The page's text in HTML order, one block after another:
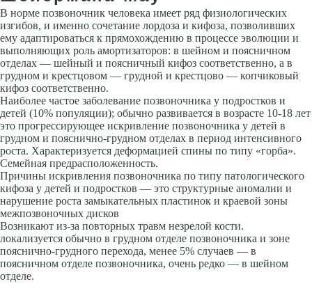
В норме позвоночник человека имеет ряд физиологических
изгибов, и именно сочетание лордоза и кифоза, позволивших
ему адаптироваться к прямохождению в процессе эволюции и
выполняющих роль амортизаторов: в шейном и поясничном
отделах — шейный и поясничный кифоз соответственно, а в
грудном и крестцовом — грудной и крестцово — копчиковый
кифоз соответственно.
Наиболее частое заболевание позвоночника у подростков и
детей (10% популя­ции); обычно развивается в возрасте 10-18 лет
это прогрессирующее искривление позвоночника у детей в
грудном и пояснично-грудном отделах в период интенсивного
роста. Характеризуется деформацией спины по типу «горба».
Семейная предрасполо­женность.
Причины искривления позвоночника по типу патологического
кифоза у детей и подростков — это структурные аномалии и
нарушение роста замыкательных пластинок и краевой зоны
межпозво­ночных дисков
Возникают из-за повторных травм незрелой кости.
локализуется обычно в грудном отделе позвоночника и зоне
пояснично-грудного пе­рехода, менее 5% случаев — в
поясничном отделе позвоночника, очень редко — в шейном
отделе.